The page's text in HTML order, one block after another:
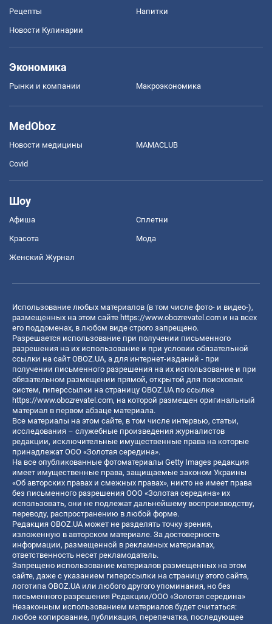
Рецепты Напитки
Новости Кулинарии
Экономика
Рынки и компании Mакроэкономика
MedOboz
Новости медицины MAMACLUB
Covid
Шоу
Афиша Сплетни
Красота Мода
Женский Журнал
Использование любых материалов (в том числе фото- и видео-),
размещенных на этом сайте https://www.obozrevatel.com и на всех
его поддоменах, в любом виде строго запрещено.
Разрешается использование при получении письменного
разрешения на их использование и при условии обязательной
ссылки на сайт OBOZ.UA, а для интернет-изданий - при
получении письменного разрешения на их использование и при
обязательном размещении прямой, открытой для поисковых
систем, гиперссылки на страницу OBOZ.UA по ссылке
https://www.obozrevatel.com, на которой размещен оригинальный
материал в первом абзаце материала.
Все материалы на этом сайте, в том числе интервью, статьи,
исследования – служебные произведения журналистов
редакции, исключительные имущественные права на которые
принадлежат ООО «Золотая середина».
На все опубликованные фотоматериалы Getty Images редакция
имеет имущественные права, защищаемые законом Украины
«Об авторских правах и смежных правах», никто не имеет права
без письменного разрешения ООО «Золотая середина» их
использовать, они не подлежат дальнейшему воспроизводству,
переводу, распространению в любой форме.
Редакция OBOZ.UA может не разделять точку зрения,
изложенную в авторском материале. За достоверность
информации, размещенной в рекламных материалах,
ответственность несет рекламодатель.
Запрещено использование материалов размещенных на этом
сайте, даже с указанием гиперссылки на страницу этого сайта,
логотипа OBOZ.UA или любого другого упоминания, но без
письменного разрешения Редакции/ООО «Золотая середина»
Незаконным использованием материалов будет считаться:
любое копирование, публикация, перепечатка, последующее